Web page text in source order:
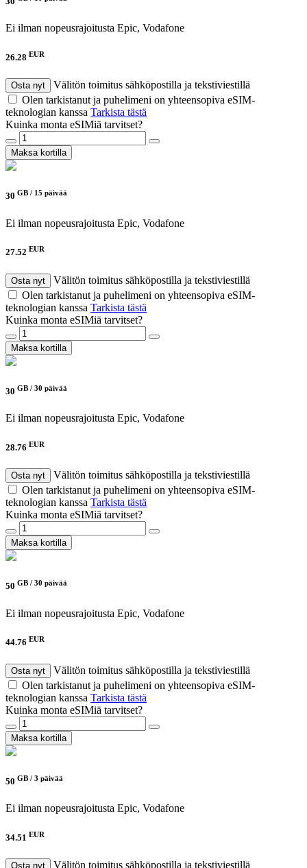
Ei ilman nopeusrajoitusta Epic, Vodafone
26.28 EUR
Osta nyt
Välitön toimitus sähköpostilla ja tekstiviestillä
Olen tarkistanut ja puhelimeni on yhteensopiva eSIM-
teknologian kanssa Tarkista tästä
Kuinka monta eSIMiä tarvitset?
Maksa kortilla
30 GB / 15 päivää
Ei ilman nopeusrajoitusta Epic, Vodafone
27.52 EUR
Osta nyt
Välitön toimitus sähköpostilla ja tekstiviestillä
Olen tarkistanut ja puhelimeni on yhteensopiva eSIM-
teknologian kanssa Tarkista tästä
Kuinka monta eSIMiä tarvitset?
Maksa kortilla
30 GB / 30 päivää
Ei ilman nopeusrajoitusta Epic, Vodafone
28.76 EUR
Osta nyt
Välitön toimitus sähköpostilla ja tekstiviestillä
Olen tarkistanut ja puhelimeni on yhteensopiva eSIM-
teknologian kanssa Tarkista tästä
Kuinka monta eSIMiä tarvitset?
Maksa kortilla
50 GB / 30 päivää
Ei ilman nopeusrajoitusta Epic, Vodafone
44.76 EUR
Osta nyt
Välitön toimitus sähköpostilla ja tekstiviestillä
Olen tarkistanut ja puhelimeni on yhteensopiva eSIM-
teknologian kanssa Tarkista tästä
Kuinka monta eSIMiä tarvitset?
Maksa kortilla
50 GB / 3 päivää
Ei ilman nopeusrajoitusta Epic, Vodafone
34.51 EUR
Osta nyt Välitön toimitus sähköpostilla ja tekstiviestillä